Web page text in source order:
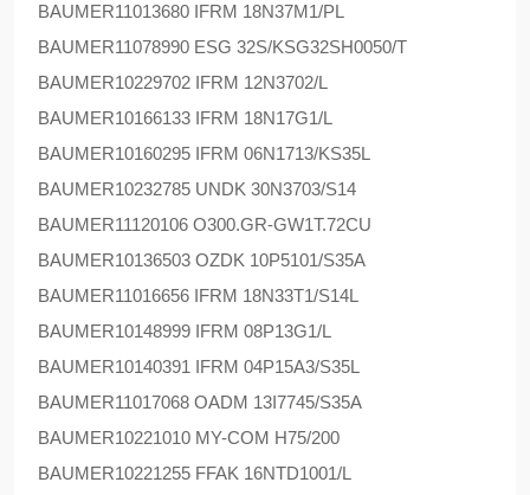
BAUMER11013680 IFRM 18N37M1/PL
BAUMER11078990 ESG 32S/KSG32SH0050/T
BAUMER10229702 IFRM 12N3702/L
BAUMER10166133 IFRM 18N17G1/L
BAUMER10160295 IFRM 06N1713/KS35L
BAUMER10232785 UNDK 30N3703/S14
BAUMER11120106 O300.GR-GW1T.72CU
BAUMER10136503 OZDK 10P5101/S35A
BAUMER11016656 IFRM 18N33T1/S14L
BAUMER10148999 IFRM 08P13G1/L
BAUMER10140391 IFRM 04P15A3/S35L
BAUMER11017068 OADM 13I7745/S35A
BAUMER10221010 MY-COM H75/200
BAUMER10221255 FFAK 16NTD1001/L